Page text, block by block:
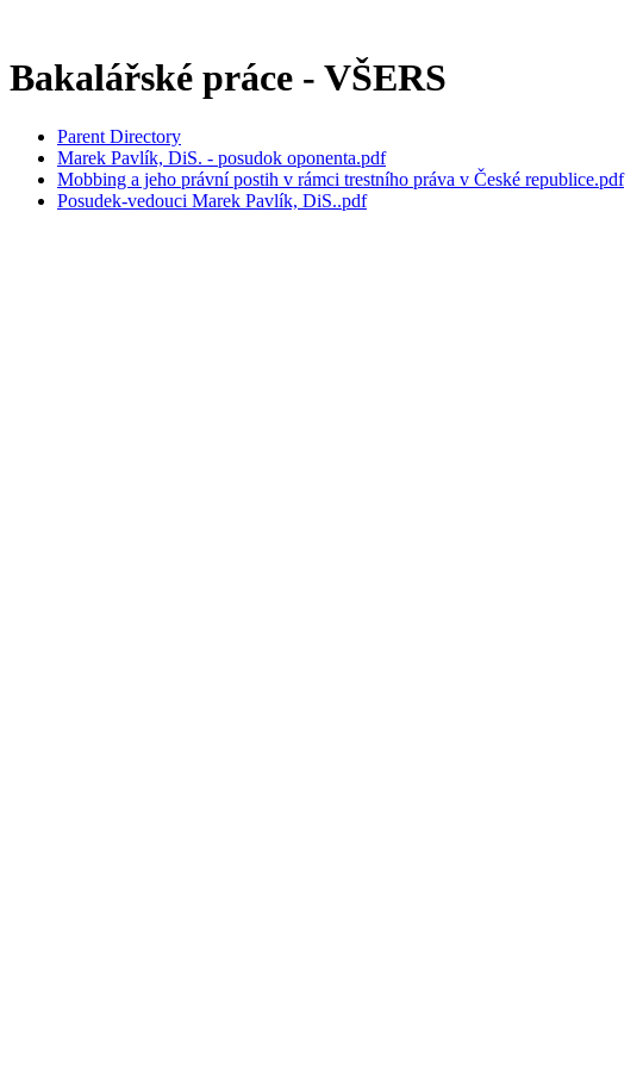
Bakalářské práce - VŠERS
Parent Directory
Marek Pavlík, DiS. - posudok oponenta.pdf
Mobbing a jeho právní postih v rámci trestního práva v České republice.pdf
Posudek-vedouci Marek Pavlík, DiS..pdf